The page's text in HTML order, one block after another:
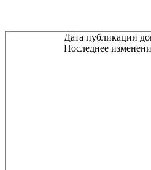
Дата публикации
Последнее